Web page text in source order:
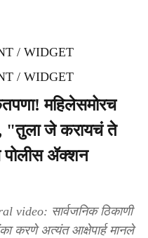
/ WIDGET
/ WIDGET
महिलेसमोरच
"तुला जे करायचं ते
ॲक्शन
video: सार्वजनिक ठिकाणी
करणे अत्यंत आक्षेपार्ह मानले